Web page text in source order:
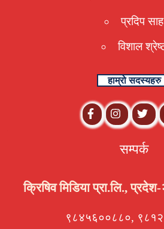
प्रदिप साह
विशाल
हाम्रो सदस्यहरु
सम्पर्क
क्रिषिव मिडिया प्रा.लि.,
९८४५६००८८०,